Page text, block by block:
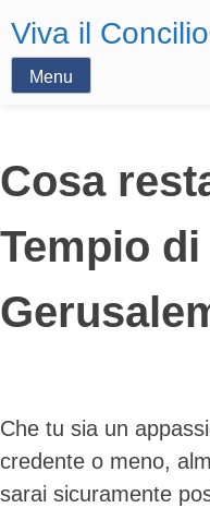
Viva il Concilio
Menu
Cosa
Tempio di
Che tu sia un
credente o meno,
sarai sicuramente